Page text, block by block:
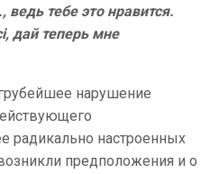
ведь тебе это нравится.
дай теперь мне
нарушение
радикально настроенных
предположения и о